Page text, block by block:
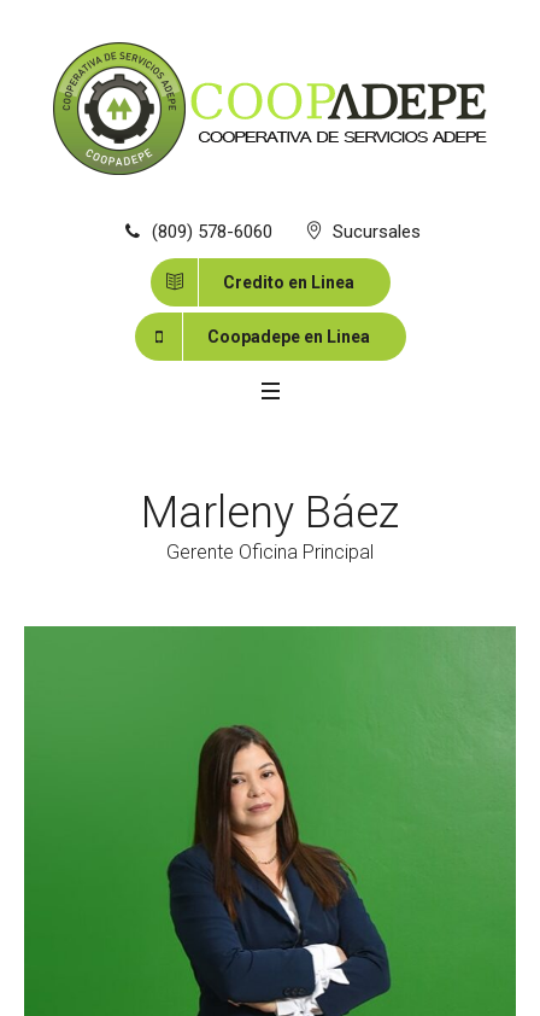
(809) 578-6060 Sucursales
Credito en Linea
Coopadepe en Linea
Marleny Báez
Gerente Oficina Principal